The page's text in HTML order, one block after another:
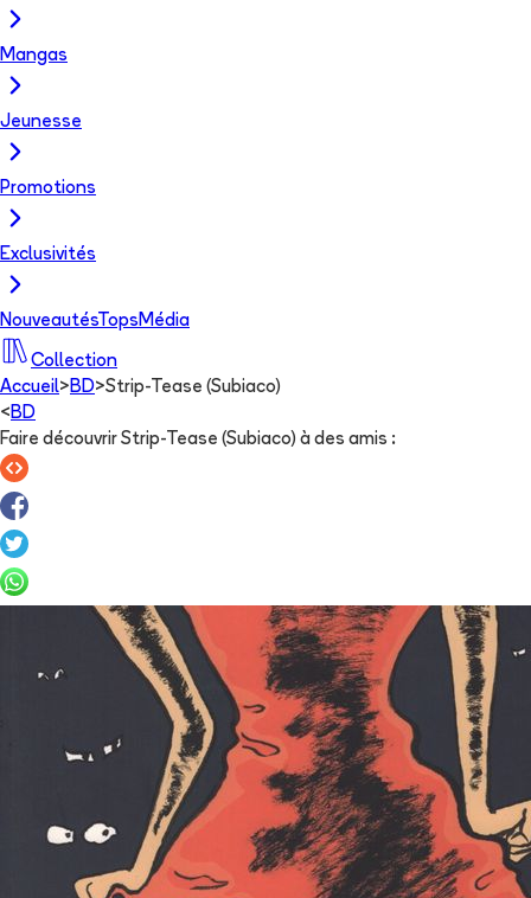
Mangas
Jeunesse
Promotions
Exclusivités
NouveautésTops Média
Collection
Accueil> BD>Strip-Tease (Subiaco)
< BD
Faire découvrir Strip-Tease (Subiaco) à des amis :